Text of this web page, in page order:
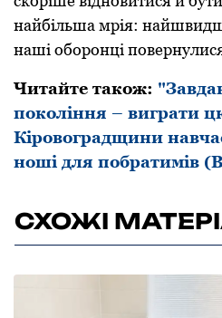
найбільша мрія:
наші оборонці
Читайте також:
покоління – виграти
Кіровоградщини
ноші для побратимів
СХОЖІ